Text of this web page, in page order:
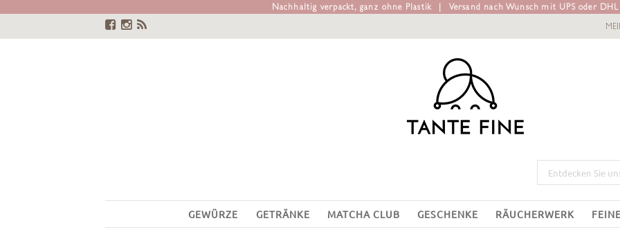
Nachhaltig verpackt, ganz ohne Plastik
Versand nach Wunsch mit UPS oder DHL
GEWÜRZE GETRÄNKE MATCHA CLUB GESCHENKE RÄUCHERWERK